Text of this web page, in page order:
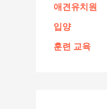
애견유치원
입양
훈련 교육